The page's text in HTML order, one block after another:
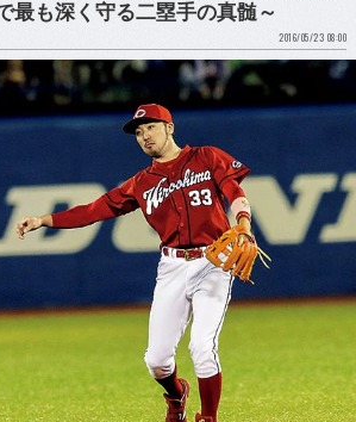
最も深く守る二塁手の真髄～
2016/05/23 08:00